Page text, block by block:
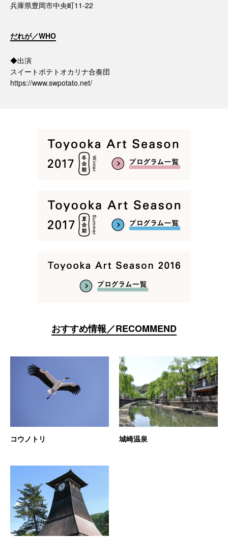
兵庫県豊岡市中央町11-22
だれが／WHO
◆出演
スイートポテトオカリナ合奏団
https://www.swpotato.net/
おすすめ情報／RECOMMEND
コウノトリ 城崎温泉